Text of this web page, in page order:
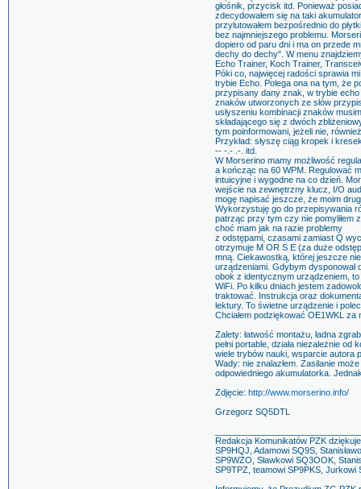
głośnik, przycisk itd. Ponieważ
zdecydowałem się na taki
przylutowałem bezpośrednio do
bez najmniejszego problemu.
dopiero od paru dni i ma on przede
dechy do dechy". W menu
Echo Trainer, Koch Trainer,
Póki co, najwięcej radości sprawia
trybie Echo. Polega ona na tym, że
przypisany dany znak, w trybie
znaków utworzonych ze słów
usłyszeniu kombinacji znaków
składającego się z dwóch
tym poinformowani, jeżeli nie,
Przykład: słyszę ciąg kropek i
-- -.- .-. itd.
W Morserino mamy możliwość
a kończąc na 60 WPM. Regulować
intuicyjne i wygodne na co dzień.
wejście na zewnętrzny klucz, I/O
mogę napisać jeszcze, że moim
Wykorzystuję go do przepisywania
patrząc przy tym czy nie pomyliłem
choć mam jak na razie problemy
z odstępami, czasami zamiast Q
otrzymuje M OR S E (za duże
mną. Ciekawostką, której jeszcze
urządzeniami. Gdybym dysponował
obok z identycznym urządzeniem,
WiFi. Po kilku dniach jestem
traktować. Instrukcja oraz
lektury. To świetne urządzenie i
Chciałem podziękować OE1WKL za
Zalety: łatwość montażu, ładna
pełni portable, działa niezależnie od
wiele trybów nauki, wsparcie autora
Wady: nie znalazłem. Zasilanie
odpowiedniego akumulatorka.
Zdjęcie: http://www.morserino.info/
Grzegorz SQ5DTL
Redakcja Komunikatów PZK
SP9HQJ, Adamowi SQ9S,
SP9WZO, Sławkowi SQ3OOK,
SP9TPZ, teamowi SP9PKS,